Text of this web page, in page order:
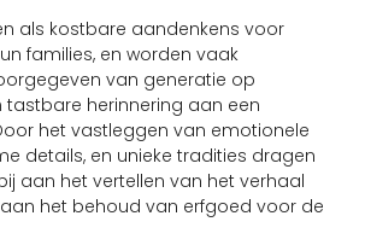
als kostbare aandenkens voor
families, en worden vaak
van generatie op
tastbare herinnering aan een
het vastleggen van emotionele
details, en unieke tradities dragen
aan het vertellen van het verhaal
het behoud van erfgoed voor de